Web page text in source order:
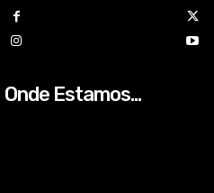
Onde Estamos...